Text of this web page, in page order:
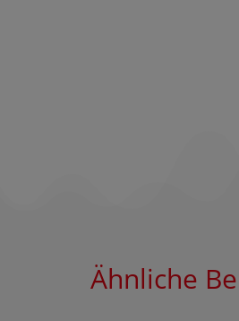
Ähnliche